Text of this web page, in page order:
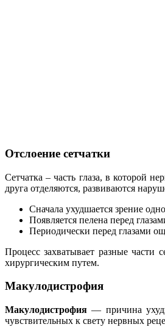
Отслоение сетчатки
Сетчатка – часть глаза, в которой
друга отделяются, развиваются
Сначала ухудшается зрение
Появляется пелена перед
Периодически перед глазами
Процесс захватывает разные части
хирургическим путем.
Макулодистрофия
Макулодистрофия — причина
чувствительных к свету нервных